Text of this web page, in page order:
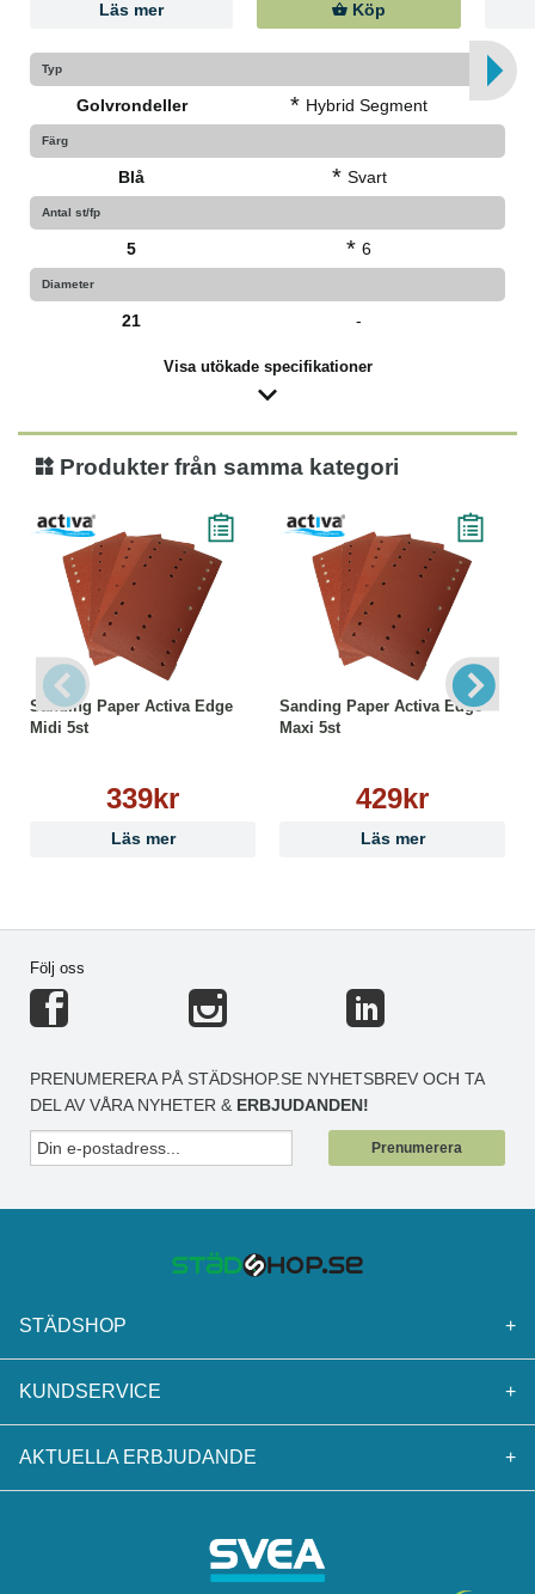
Läs mer Köp
Typ
Golvrondeller * Hybrid Segment
Färg
Blå * Svart
Antal st/fp
5 * 6
Diameter
21 -
Visa utökade specifikationer
Produkter från samma kategori
Sanding Paper Activa Edge
Midi 5st
339kr
Läs mer
Sanding Paper Activa Edge
Maxi 5st
429kr
Läs mer
Följ oss
PRENUMERERA PÅ STÄDSHOP.SE NYHETSBREV OCH TA
DEL AV VÅRA NYHETER & ERBJUDANDEN!
Prenumerera
STÄDSHOP +
KUNDSERVICE +
AKTUELLA ERBJUDANDE +